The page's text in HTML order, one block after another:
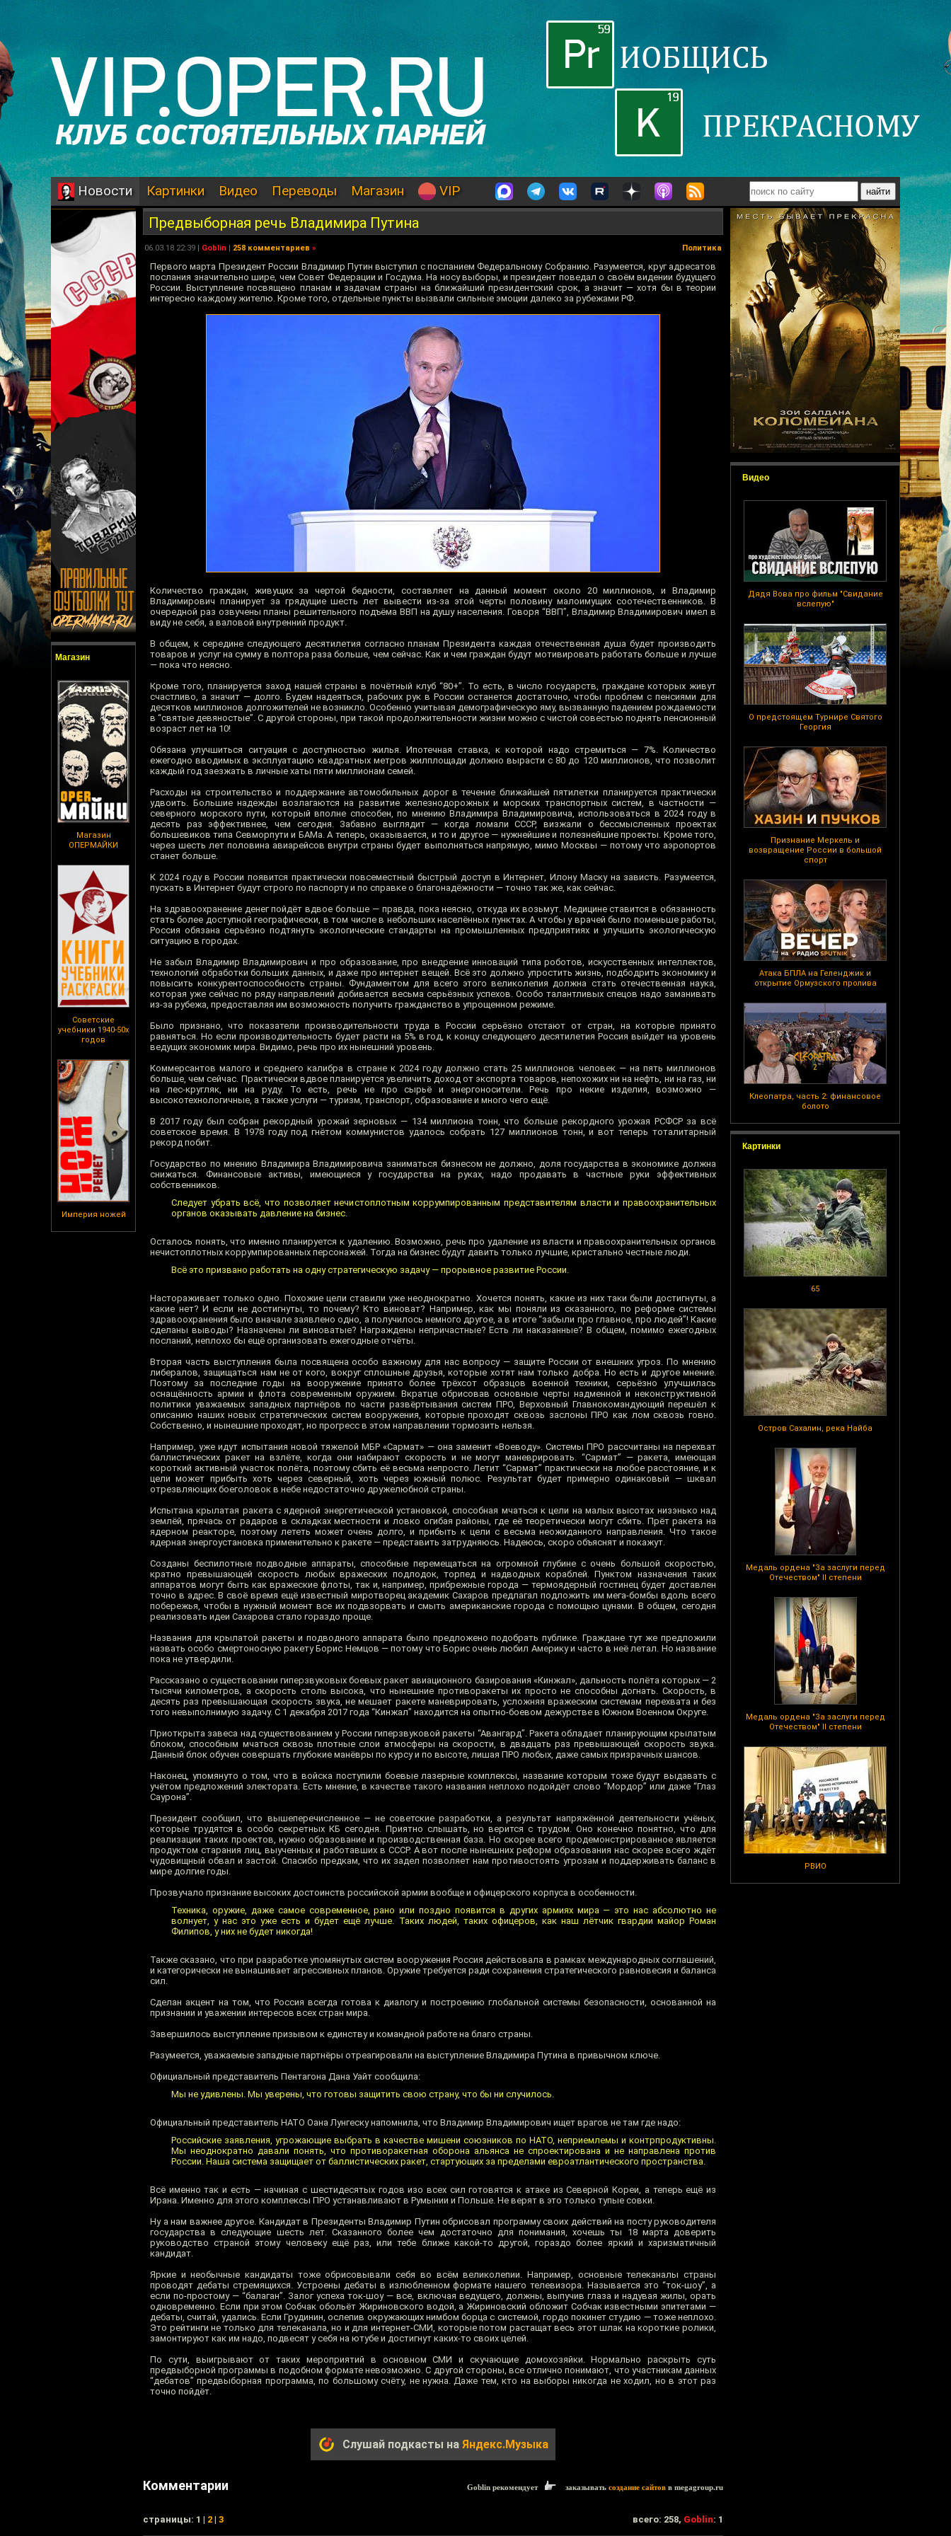
Новости Картинки Видео Переводы Магазин VIP
Магазин
Магазин
ОПЕРМАЙКИ
Советские
учебники 1940-50х
годов
Империя ножей
Видео
Дядя Вова про фильм "Свидание
вслепую"
О предстоящем Турнире Святого
Георгия
Признание Меркель и
возвращение России в большой
спорт
Атака БПЛА на Геленджик и
открытие Ормузского пролива
Клеопатра, часть 2: финансовое
болото
Картинки
65
Остров Сахалин, река Найба
Медаль ордена "За заслуги перед
Отечеством" II степени
Медаль ордена "За заслуги перед
Отечеством" II степени
РВИО
Предвыборная речь Владимира Путина
06.03.18 22:39 | Goblin | 258 комментариев » Политика
Первого марта Президент России Владимир Путин выступил с посланием Федеральному Собранию. Разумеется, круг адресатов
послания значительно шире, чем Совет Федерации и Госдума. На носу выборы, и президент поведал о своём видении будущего
России. Выступление посвящено планам и задачам страны на ближайший президентский срок, а значит — хотя бы в теории
интересно каждому жителю. Кроме того, отдельные пункты вызвали сильные эмоции далеко за рубежами РФ.
Количество граждан, живущих за чертой бедности, составляет на данный момент около 20 миллионов, и Владимир
Владимирович планирует за грядущие шесть лет вывести из-за этой черты половину малоимущих соотечественников. В
очередной раз озвучены планы решительного подъёма ВВП на душу населения. Говоря “ВВП”, Владимир Владимирович имел в
виду не себя, а валовой внутренний продукт.
В общем, к середине следующего десятилетия согласно планам Президента каждая отечественная душа будет производить
товаров и услуг на сумму в полтора раза больше, чем сейчас. Как и чем граждан будут мотивировать работать больше и лучше
— пока что неясно.
Кроме того, планируется заход нашей страны в почётный клуб “80+”. То есть, в число государств, граждане которых живут
счастливо, а значит — долго. Будем надеяться, рабочих рук в России останется достаточно, чтобы проблем с пенсиями для
десятков миллионов долгожителей не возникло. Особенно учитывая демографическую яму, вызванную падением рождаемости
в “святые девяностые”. С другой стороны, при такой продолжительности жизни можно с чистой совестью поднять пенсионный
возраст лет на 10!
Обязана улучшиться ситуация с доступностью жилья. Ипотечная ставка, к которой надо стремиться — 7%. Количество
ежегодно вводимых в эксплуатацию квадратных метров жилплощади должно вырасти с 80 до 120 миллионов, что позволит
каждый год заезжать в личные хаты пяти миллионам семей.
Расходы на строительство и поддержание автомобильных дорог в течение ближайшей пятилетки планируется практически
удвоить. Большие надежды возлагаются на развитие железнодорожных и морских транспортных систем, в частности —
северного морского пути, который вполне способен, по мнению Владимира Владимировича, использоваться в 2024 году в
десять раз эффективнее, чем сегодня. Забавно выглядит — когда ломали СССР, визжали о бессмысленных проектах
большевиков типа Севморпути и БАМа. А теперь, оказывается, и то и другое — нужнейшие и полезнейшие проекты. Кроме того,
через шесть лет половина авиарейсов внутри страны будет выполняться напрямую, мимо Москвы — потому что аэропортов
станет больше.
К 2024 году в России появится практически повсеместный быстрый доступ в Интернет, Илону Маску на зависть. Разумеется,
пускать в Интернет будут строго по паспорту и по справке о благонадёжности — точно так же, как сейчас.
На здравоохранение денег пойдёт вдвое больше — правда, пока неясно, откуда их возьмут. Медицине ставится в обязанность
стать более доступной географически, в том числе в небольших населённых пунктах. А чтобы у врачей было поменьше работы,
Россия обязана серьёзно подтянуть экологические стандарты на промышленных предприятиях и улучшить экологическую
ситуацию в городах.
Не забыл Владимир Владимирович и про образование, про внедрение инноваций типа роботов, искусственных интеллектов,
технологий обработки больших данных, и даже про интернет вещей. Всё это должно упростить жизнь, подбодрить экономику и
повысить конкурентоспособность страны. Фундаментом для всего этого великолепия должна стать отечественная наука,
которая уже сейчас по ряду направлений добивается весьма серьёзных успехов. Особо талантливых спецов надо заманивать
из-за рубежа, предоставляя им возможность получить гражданство в упрощенном режиме.
Было признано, что показатели производительности труда в России серьёзно отстают от стран, на которые принято
равняться. Но если производительность будет расти на 5% в год, к концу следующего десятилетия Россия выйдет на уровень
ведущих экономик мира. Видимо, речь про их нынешний уровень.
Коммерсантов малого и среднего калибра в стране к 2024 году должно стать 25 миллионов человек — на пять миллионов
больше, чем сейчас. Практически вдвое планируется увеличить доход от экспорта товаров, непохожих ни на нефть, ни на газ, ни
на лес-кругляк, ни на руду. То есть, речь не про сырьё и энергоносители. Речь про некие изделия, возможно —
высокотехнологичные, а также услуги — туризм, транспорт, образование и много чего ещё.
В 2017 году был собран рекордный урожай зерновых — 134 миллиона тонн, что больше рекордного урожая РСФСР за всё
советское время. В 1978 году под гнётом коммунистов удалось собрать 127 миллионов тонн, и вот теперь тоталитарный
рекорд побит.
Государство по мнению Владимира Владимировича заниматься бизнесом не должно, доля государства в экономике должна
снижаться. Финансовые активы, имеющиеся у государства на руках, надо продавать в частные руки эффективных
собственников.
Следует убрать всё, что позволяет нечистоплотным коррумпированным представителям власти и правоохранительных
органов оказывать давление на бизнес.
Осталось понять, что именно планируется к удалению. Возможно, речь про удаление из власти и правоохранительных органов
нечистоплотных коррумпированных персонажей. Тогда на бизнес будут давить только лучшие, кристально честные люди.
Всё это призвано работать на одну стратегическую задачу — прорывное развитие России.
Настораживает только одно. Похожие цели ставили уже неоднократно. Хочется понять, какие из них таки были достигнуты, а
какие нет? И если не достигнуты, то почему? Кто виноват? Например, как мы поняли из сказанного, по реформе системы
здравоохранения было вначале заявлено одно, а получилось немного другое, а в итоге “забыли про главное, про людей”! Какие
сделаны выводы? Назначены ли виноватые? Награждены непричастные? Есть ли наказанные? В общем, помимо ежегодных
посланий, неплохо бы ещё организовать ежегодные отчёты.
Вторая часть выступления была посвящена особо важному для нас вопросу — защите России от внешних угроз. По мнению
либералов, защищаться нам не от кого, вокруг сплошные друзья, которые хотят нам только добра. Но есть и другое мнение.
Поэтому за последние годы на вооружение принято более трёхсот образцов военной техники, серьёзно улучшилась
оснащённость армии и флота современным оружием. Вкратце обрисовав основные черты надменной и неконструктивной
политики уважаемых западных партнёров по части развёртывания систем ПРО, Верховный Главнокомандующий перешёл к
описанию наших новых стратегических систем вооружения, которые проходят сквозь заслоны ПРО как лом сквозь говно.
Собственно, и нынешние проходят, но прогресс в этом направлении тормозить нельзя.
Например, уже идут испытания новой тяжелой МБР «Сармат» — она заменит «Воеводу». Системы ПРО рассчитаны на перехват
баллистических ракет на взлёте, когда они набирают скорость и не могут маневрировать. “Сармат” — ракета, имеющая
короткий активный участок полёта, поэтому сбить её весьма непросто. Летит “Сармат” практически на любое расстояние, и к
цели может прибыть хоть через северный, хоть через южный полюс. Результат будет примерно одинаковый — шквал
отрезвляющих боеголовок в небе недостаточно дружелюбной страны.
Испытана крылатая ракета с ядерной энергетической установкой, способная мчаться к цели на малых высотах низэнько над
землёй, прячась от радаров в складках местности и ловко огибая районы, где её теоретически могут сбить. Прёт ракета на
ядерном реакторе, поэтому лететь может очень долго, и прибыть к цели с весьма неожиданного направления. Что такое
ядерная энергоустановка применительно к ракете — представить затрудняюсь. Надеюсь, скоро объяснят и покажут.
Созданы беспилотные подводные аппараты, способные перемещаться на огромной глубине с очень большой скоростью,
кратно превышающей скорость любых вражеских подлодок, торпед и надводных кораблей. Пунктом назначения таких
аппаратов могут быть как вражеские флоты, так и, например, прибрежные города — термоядерный гостинец будет доставлен
точно в адрес. В своё время ещё известный миротворец академик Сахаров предлагал подложить им мега-бомбы вдоль всего
побережья, чтобы в нужный момент все их подвзорвать и смыть американские города с помощью цунами. В общем, сегодня
реализовать идеи Сахарова стало гораздо проще.
Названия для крылатой ракеты и подводного аппарата было предложено подобрать публике. Граждане тут же предложили
назвать особо смертоносную ракету Борис Немцов — потому что Борис очень любил Америку и часто в неё летал. Но название
пока не утвердили.
Рассказано о существовании гиперзвуковых боевых ракет авиационного базирования «Кинжал», дальность полёта которых — 2
тысячи километров, а скорость столь высока, что нынешние противоракеты их просто не способны догнать. Скорость, в
десять раз превышающая скорость звука, не мешает ракете маневрировать, усложняя вражеским системам перехвата и без
того невыполнимую задачу. С 1 декабря 2017 года “Кинжал” находится на опытно-боевом дежурстве в Южном Военном Округе.
Приоткрыта завеса над существованием у России гиперзвуковой ракеты “Авангард”. Ракета обладает планирующим крылатым
блоком, способным мчаться сквозь плотные слои атмосферы на скорости, в двадцать раз превышающей скорость звука.
Данный блок обучен совершать глубокие манёвры по курсу и по высоте, лишая ПРО любых, даже самых призрачных шансов.
Наконец, упомянуто о том, что в войска поступили боевые лазерные комплексы, название которым тоже будут выдавать с
учётом предложений электората. Есть мнение, в качестве такого названия неплохо подойдёт слово “Мордор” или даже “Глаз
Саурона”.
Президент сообщил, что вышеперечисленное — не советские разработки, а результат напряжённой деятельности учёных,
которые трудятся в особо секретных КБ сегодня. Приятно слышать, но верится с трудом. Оно конечно понятно, что для
реализации таких проектов, нужно образование и производственная база. Но скорее всего продемонстрированное является
продуктом старания лиц, выученных и работавших в СССР. А вот после нынешних реформ образования нас скорее всего ждёт
чудовищный обвал и застой. Спасибо предкам, что их задел позволяет нам противостоять угрозам и поддерживать баланс в
мире долгие годы.
Прозвучало признание высоких достоинств российской армии вообще и офицерского корпуса в особенности.
Техника, оружие, даже самое современное, рано или поздно появится в других армиях мира — это нас абсолютно не
волнует, у нас это уже есть и будет ещё лучше. Таких людей, таких офицеров, как наш лётчик гвардии майор Роман
Филипов, у них не будет никогда!
Также сказано, что при разработке упомянутых систем вооружения Россия действовала в рамках международных соглашений,
и категорически не вынашивает агрессивных планов. Оружие требуется ради сохранения стратегического равновесия и баланса
сил.
Сделан акцент на том, что Россия всегда готова к диалогу и построению глобальной системы безопасности, основанной на
признании и уважении интересов всех стран мира.
Завершилось выступление призывом к единству и командной работе на благо страны.
Разумеется, уважаемые западные партнёры отреагировали на выступление Владимира Путина в привычном ключе.
Официальный представитель Пентагона Дана Уайт сообщила:
Мы не удивлены. Мы уверены, что готовы защитить свою страну, что бы ни случилось.
Официальный представитель НАТО Оана Лунгеску напомнила, что Владимир Владимирович ищет врагов не там где надо:
Российские заявления, угрожающие выбрать в качестве мишени союзников по НАТО, неприемлемы и контрпродуктивны.
Мы неоднократно давали понять, что противоракетная оборона альянса не спроектирована и не направлена против
России. Наша система защищает от баллистических ракет, стартующих за пределами евроатлантического пространства.
Всё именно так и есть — начиная с шестидесятых годов изо всех сил готовятся к атаке из Северной Кореи, а теперь ещё из
Ирана. Именно для этого комплексы ПРО устанавливают в Румынии и Польше. Не верят в это только тупые совки.
Ну а нам важнее другое. Кандидат в Президенты Владимир Путин обрисовал программу своих действий на посту руководителя
государства в следующие шесть лет. Сказанного более чем достаточно для понимания, хочешь ты 18 марта доверить
руководство страной этому человеку ещё раз, или тебе ближе какой-то другой, гораздо более яркий и харизматичный
кандидат.
Яркие и необычные кандидаты тоже обрисовывали себя во всём великолепии. Например, основные телеканалы страны
проводят дебаты стремящихся. Устроены дебаты в излюбленном формате нашего телевизора. Называется это “ток-шоу”, а
если по-простому — “балаган”. Залог успеха ток-шоу — все, включая ведущего, должны, выпучив глаза и надувая жилы, орать
одновременно. Если при этом Собчак обольёт Жириновского водой, а Жириновский обложит Собчак известными эпитетами —
дебаты, считай, удались. Если Грудинин, ослепив окружающих нимбом борца с системой, гордо покинет студию — тоже неплохо.
Это рейтинги не только для телеканала, но и для интернет-СМИ, которые потом растащат весь этот шлак на короткие ролики,
замонтируют как им надо, подвесят у себя на ютубе и достигнут каких-то своих целей.
По сути, выигрывают от таких мероприятий в основном СМИ и скучающие домохозяйки. Нормально раскрыть суть
предвыборной программы в подобном формате невозможно. С другой стороны, все отлично понимают, что участникам данных
“дебатов” предвыборная программа, по большому счёту, не нужна. Даже тем, кто на выборы никогда не ходил, но в этот раз
точно пойдёт.
Слушай подкасты на Яндекс.Музыка
Комментарии Goblin рекомендует заказывать создание сайтов в megagroup.ru
cтраницы: 1 | 2 | 3 всего: 258, Goblin: 1